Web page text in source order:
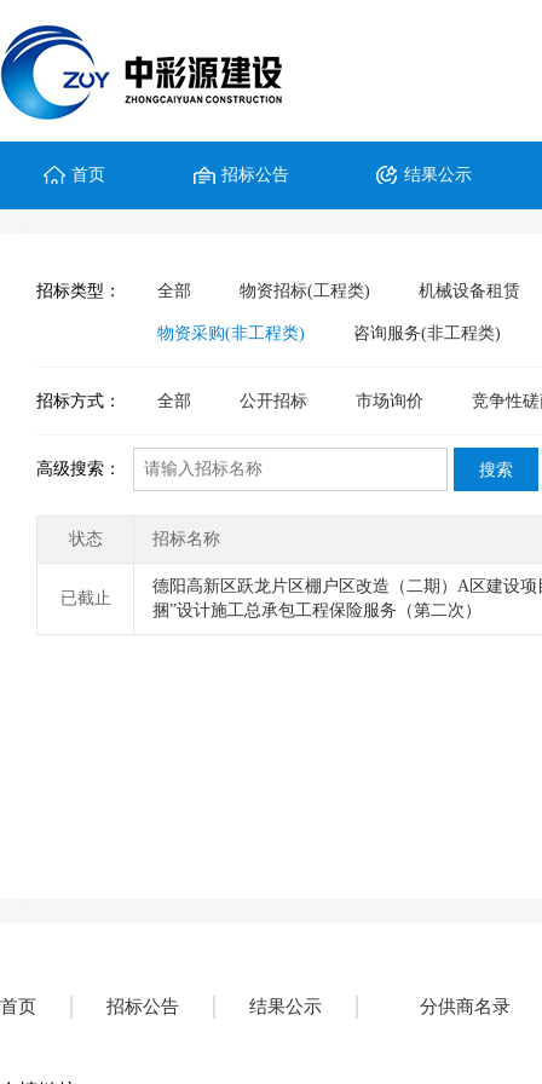
首页 招标公告 结果公示
招标类型： 全部 物资招标(工程类) 机械设备租赁
物资采购(非工程类) 咨询服务(非工程类)
招标方式： 全部 公开招标 市场询价 竞争性
高级搜索：
状态 招标名称
已截止
德阳高新区跃龙片区棚户区改造（二期）A区建设项
捆”设计施工总承包工程保险服务（第二次）
首页 招标公告 结果公示 分供商名录